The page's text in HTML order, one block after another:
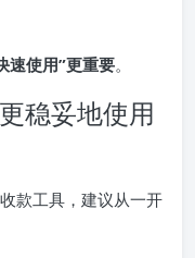
速使用”更重要。
稳妥地使用
款工具，建议从一开